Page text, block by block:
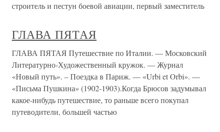
строитель и пестун боевой авиации, первый заместитель
ГЛАВА ПЯТАЯ
ГЛАВА ПЯТАЯ Путешествие по Италии. — Московский
Литературно-Художественный кружок. — Журнал
«Новый путь». – Поездка в Париж. — «Urbi et Orbi». —
«Письма Пушкина» (1902-1903).Когда Брюсов задумывал
какое-нибудь путешествие, то раньше всего покупал
путеводители, большей частью